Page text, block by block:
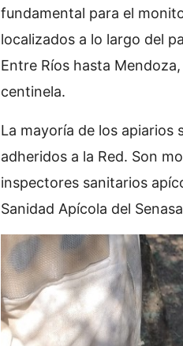
fundamental para el
localizados a lo largo del
Entre Ríos hasta
centinela.
La mayoría de los
adheridos a la Red. Son
inspectores sanitarios
Sanidad Apícola del